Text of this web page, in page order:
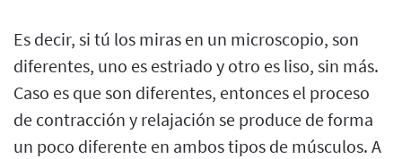
Es decir, si tú los miras en un microscopio, son
diferentes, uno es estriado y otro es liso, sin más.
Caso es que son diferentes, entonces el proceso
de contracción y relajación se produce de forma
un poco diferente en ambos tipos de músculos. A